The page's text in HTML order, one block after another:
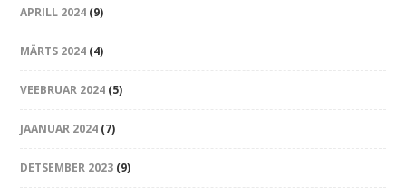
APRILL 2024 (9)
MÄRTS 2024 (4)
VEEBRUAR 2024 (5)
JAANUAR 2024 (7)
DETSEMBER 2023 (9)